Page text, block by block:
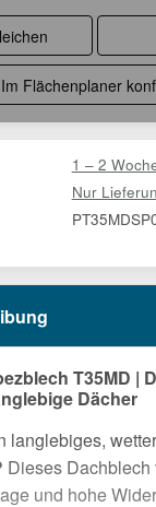
Im Flächenplaner
1 – 2
Nur
T35MD |
Dächer
langlebiges,
Dieses
und hohe